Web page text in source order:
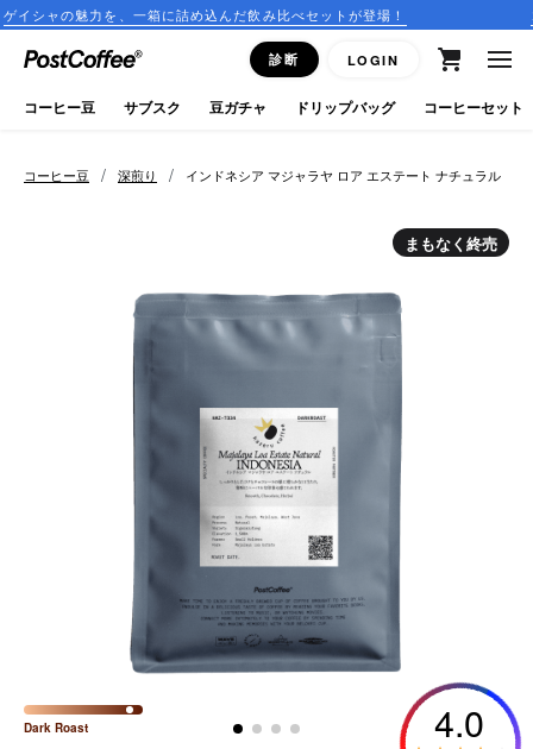
、一箱に詰め込んだ飲み比べセットが登場！
診断 LOGIN
close
ログイン
新規会員登録
keyboard_arrow_right
ドリップバッグ
ミルク・フード類
CFFBNS
コーヒー豆 / 深煎り / インドネシア マジャラヤ ロア エステート ナチュラル
まもなく終売
Dark Roast 4.0
コーヒー豆 サブスク 豆ガチャ ドリップバッグ コーヒーセット